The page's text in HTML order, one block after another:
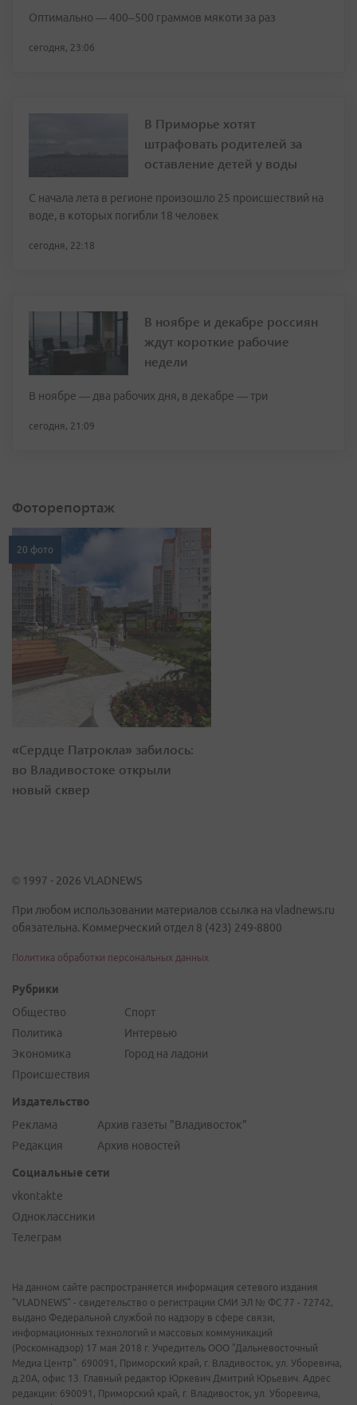
Оптимально — 400–500 граммов мякоти за раз
сегодня, 23:06
В Приморье хотят
штрафовать родителей за
оставление детей у воды
С начала лета в регионе произошло 25 происшествий на
воде, в которых погибли 18 человек
сегодня, 22:18
В ноябре и декабре россиян
ждут короткие рабочие
недели
В ноябре — два рабочих дня, в декабре — три
сегодня, 21:09
Фоторепортаж
20 фото
«Сердце Патрокла» забилось:
во Владивостоке открыли
новый сквер
© 1997 - 2026 VLADNEWS
При любом использовании материалов ссылка на vladnews.ru
обязательна. Коммерческий отдел 8 (423) 249-8800
Политика обработки персональных данных
Рубрики
Общество
Политика
Экономика
Происшествия
Спорт
Интервью
Город на ладони
Издательство
Реклама
Редакция
Архив газеты "Владивосток"
Архив новостей
Социальные сети
vkontakte
Одноклассники
Телеграм
На данном сайте распространяется информация сетевого издания
"VLADNEWS" - свидетельство о регистрации СМИ ЭЛ № ФС 77 - 72742,
выдано Федеральной службой по надзору в сфере связи,
информационных технологий и массовых коммуникаций
(Роскомнадзор) 17 мая 2018 г. Учредитель ООО "Дальневосточный
Медиа Центр". 690091, Приморский край, г. Владивосток, ул. Уборевича,
д.20А, офис 13. Главный редактор Юркевич Дмитрий Юрьевич. Адрес
редакции: 690091, Приморский край, г. Владивосток, ул. Уборевича,